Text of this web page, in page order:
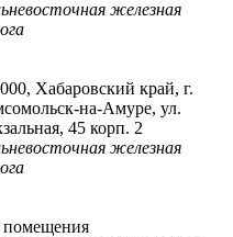
железная
Хабаровский край, г.
на-Амуре, ул.
45 корп. 2
железная
помещения